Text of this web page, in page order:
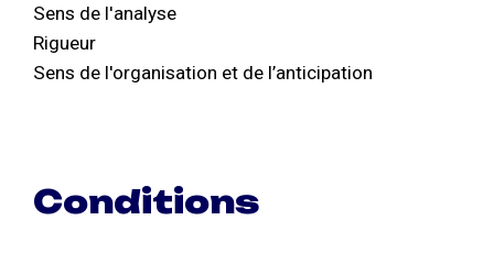
Sens de l'analyse
Rigueur
Sens de l'organisation et de l’anticipation
Conditions